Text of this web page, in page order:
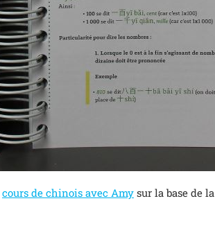
cours de chinois avec Amysur la base de la